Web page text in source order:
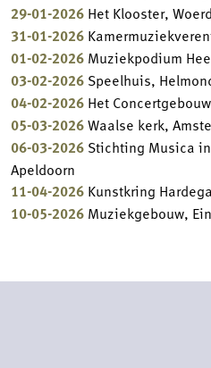
CODES OF
PRIVACY
29-01-2026 Het Klooster,
31-01-2026
01-02-2026 Muziekpodium
03-02-2026 Speelhuis,
04-02-2026 Het
05-03-2026Waalse kerk,
06-03-2026 Stichting Musica
Apeldoorn
11-04-2026 Kunstkring
10-05-2026 Muziekgebouw,